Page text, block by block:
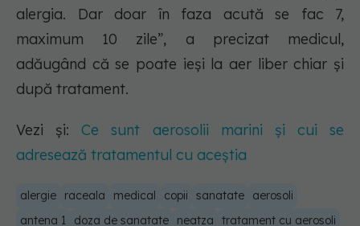
alergia. Dar doar în faza acută se fac 7,
maximum 10 zile”, a precizat medicul,
adăugând că se poate ieși la aer liber chiar și
după tratament.
Vezi și:Ce sunt aerosolii marini și cui se
adresează tratamentul cu aceștia
alergie raceala medical copii sanatate
aerosoli
antena 1
doza de sanatate neatza
tratament cu aerosoli